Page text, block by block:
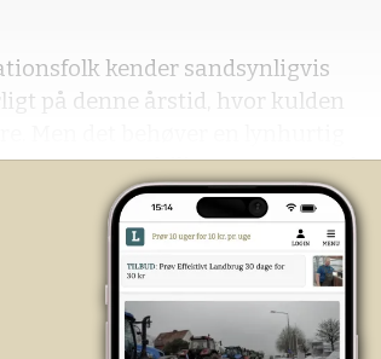
kender sandsynligvis
på denne årstid, hvor kulden
Søren Philipsen, som er sales